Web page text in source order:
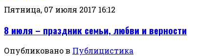
Пятница, 07 июля 2017 16:12
8 июля – праздник семьи, любви и верности
Опубликовано в Публицистика